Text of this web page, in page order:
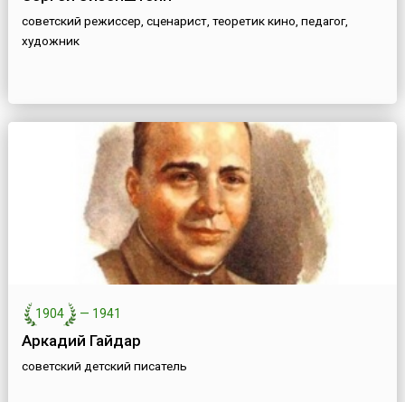
советский режиссер, сценарист, теоретик кино, педагог,
художник
1904 — 1941
Аркадий Гайдар
советский детский писатель